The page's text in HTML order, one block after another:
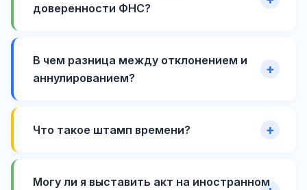
доверенности ФНС?
В чем разница между отклонением и
аннулированием?
Что такое штамп времени?
Могу ли я выставить акт на иностранном